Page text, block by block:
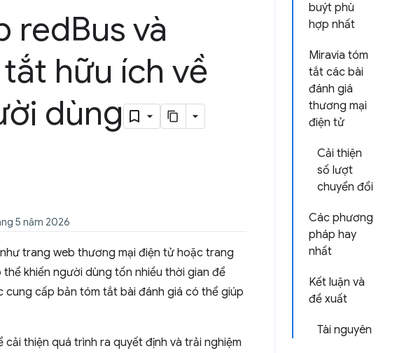
buýt phù
hợp nhất
Miravia tóm
tắt các bài
đánh giá
thương mại
điện tử
Cải thiện
số lượt
chuyển đổi
Các phương
pháp hay
nhất
Kết luận và
đề xuất
Tài nguyên
redBus và
hữu ích về
dùng
5 năm 2026
trang web thương mại điện tử hoặc trang
khiến người dùng tốn nhiều thời gian để
cung cấp bản tóm tắt bài đánh giá có thể giúp
cải thiện quá trình ra quyết định và trải nghiệm